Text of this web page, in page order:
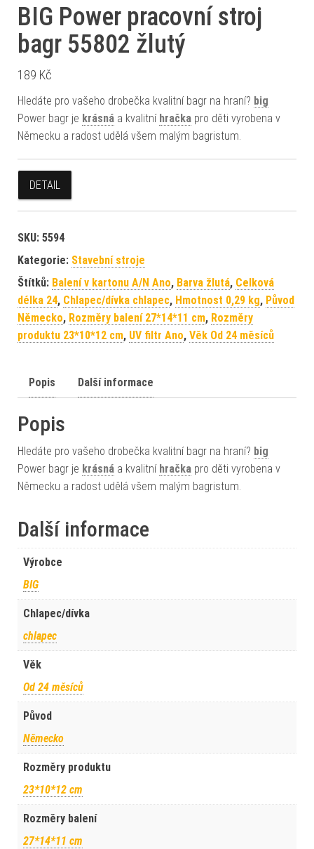
BIG Power pracovní stroj
bagr 55802 žlutý
189 Kč
Hledáte pro vašeho drobečka kvalitní bagr na hraní? big
Power bagr je krásná a kvalitní hračka pro děti vyrobena v
Německu a radost udělá všem malým bagristum.
DETAIL
SKU: 5594
Kategorie: Stavební stroje
Štítků: Balení v kartonu A/N Ano, Barva žlutá, Celková
délka 24, Chlapec/dívka chlapec, Hmotnost 0,29 kg, Původ
Německo, Rozměry balení 27*14*11 cm, Rozměry
produktu 23*10*12 cm, UV filtr Ano, Věk Od 24 měsíců
Popis Další informace
Popis
Hledáte pro vašeho drobečka kvalitní bagr na hraní? big
Power bagr je krásná a kvalitní hračka pro děti vyrobena v
Německu a radost udělá všem malým bagristum.
Další informace
Výrobce
BIG
Chlapec/dívka
chlapec
Věk
Od 24 měsíců
Původ
Německo
Rozměry produktu
23*10*12 cm
Rozměry balení
27*14*11 cm